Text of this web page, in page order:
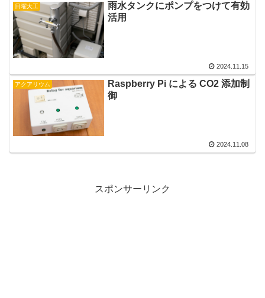
日曜大工
雨水タンクにポンプをつけて有効
活用
2024.11.15
アクアリウム
Raspberry Pi による CO2 添加制
御
2024.11.08
スポンサーリンク